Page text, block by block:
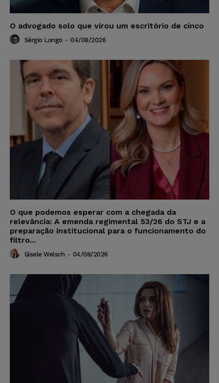
O advogado solo que virou um escritório de cinco
Sérgio Longo - 04/08/2026
O que podemos esperar com a chegada da
relevância: A emenda regimental 53/26 do STJ e a
preparação institucional para o funcionamento do
filtro...
Gisele Welsch - 04/08/2026